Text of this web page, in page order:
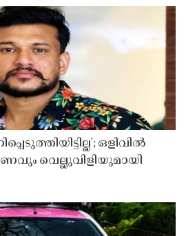
ഒളിവിൽ
വെല്ലുവിളിയുമായി